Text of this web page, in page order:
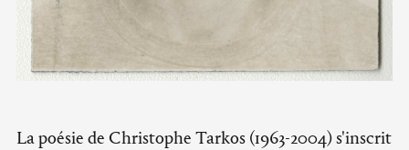
La poésie de Christophe Tarkos (1963-2004) s'inscrit